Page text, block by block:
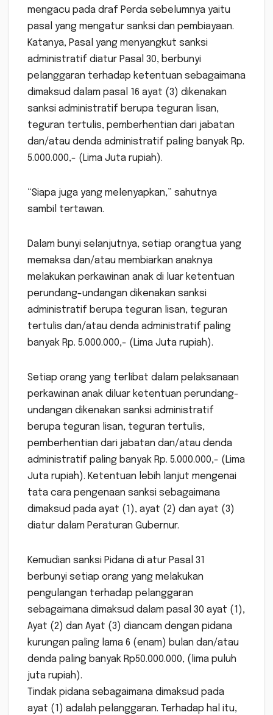
mengacu pada draf Perda sebelumnya yaitu
pasal yang mengatur sanksi dan pembiayaan.
Katanya, Pasal yang menyangkut sanksi
administratif diatur Pasal 30, berbunyi
pelanggaran terhadap ketentuan sebagaimana
dimaksud dalam pasal 16 ayat (3) dikenakan
sanksi administratif berupa teguran lisan,
teguran tertulis, pemberhentian dari jabatan
dan/atau denda administratif paling banyak Rp.
5.000.000,- (Lima Juta rupiah).
“Siapa juga yang melenyapkan,” sahutnya
sambil tertawan.
Dalam bunyi selanjutnya, setiap orangtua yang
memaksa dan/atau membiarkan anaknya
melakukan perkawinan anak di luar ketentuan
perundang-undangan dikenakan sanksi
administratif berupa teguran lisan, teguran
tertulis dan/atau denda administratif paling
banyak Rp. 5.000.000,- (Lima Juta rupiah).
Setiap orang yang terlibat dalam pelaksanaan
perkawinan anak diluar ketentuan perundang-
undangan dikenakan sanksi administratif
berupa teguran lisan, teguran tertulis,
pemberhentian dari jabatan dan/atau denda
administratif paling banyak Rp. 5.000.000,- (Lima
Juta rupiah). Ketentuan lebih lanjut mengenai
tata cara pengenaan sanksi sebagaimana
dimaksud pada ayat (1), ayat (2) dan ayat (3)
diatur dalam Peraturan Gubernur.
Kemudian sanksi Pidana di atur Pasal 31
berbunyi setiap orang yang melakukan
pengulangan terhadap pelanggaran
sebagaimana dimaksud dalam pasal 30 ayat (1),
Ayat (2) dan Ayat (3) diancam dengan pidana
kurungan paling lama 6 (enam) bulan dan/atau
denda paling banyak Rp50.000.000, (lima puluh
juta rupiah).
Tindak pidana sebagaimana dimaksud pada
ayat (1) adalah pelanggaran. Terhadap hal itu,